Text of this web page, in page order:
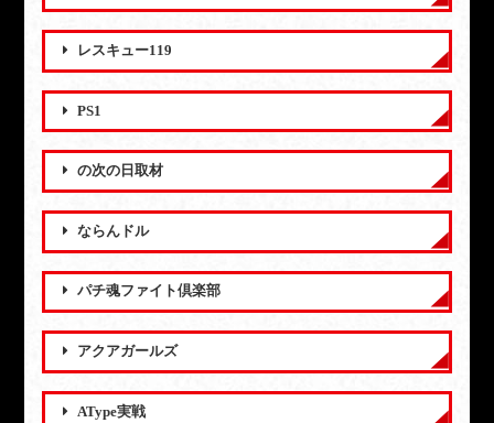
レスキュー119
PS1
の次の日取材
ならんドル
パチ魂ファイト倶楽部
アクアガールズ
AType実戦